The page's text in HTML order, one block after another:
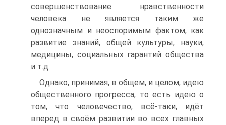
совершенствование нравственности
человека не является таким же
однозначным и неоспоримым фактом, как
развитие знаний, общей культуры, науки,
медицины, социальных гарантий общества
и т.д.
Однако, принимая, в общем, и целом, идею
общественного прогресса, то есть идею о
том, что человечество, всё-таки, идёт
вперед в своём развитии во всех главных